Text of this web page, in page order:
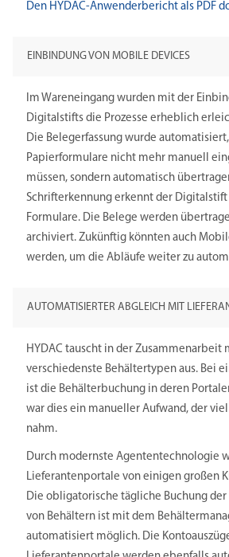
Den HYDAC-Anwenderbericht als PDF
EINBINDUNG VON MOBILE DEVICES
Im Wareneingang wurden mit der
Digitalstifts die Prozesse erheblich
Die Belegerfassung wurde
Papierformulare nicht mehr manuell
müssen, sondern automatisch
Schrifterkennung erkennt der
Formulare. Die Belege werden
archiviert. Zukünftig könnten auch
werden, um die Abläufe weiter zu
AUTOMATISIERTER ABGLEICH MIT
HYDAC tauscht in der Zusammenarbeit
verschiedenste Behältertypen aus. Bei
ist die Behälterbuchung in deren
war dies ein manueller Aufwand, der
nahm.
Durch modernste Agententechnologie
Lieferantenportale von einigen großen
Die obligatorische tägliche Buchung der
von Behältern ist mit dem
automatisiert möglich. Die